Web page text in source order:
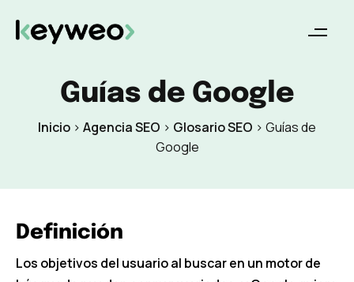
Guías de Google
Inicio > Agencia SEO > Glosario SEO > Guías de
Google
Definición
Los objetivos del usuario al buscar en un motor de